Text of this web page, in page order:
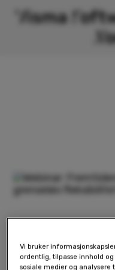
Fremtidens
Vi bruker
ordentlig, tilpasse innhold
sosiale medier og analysere